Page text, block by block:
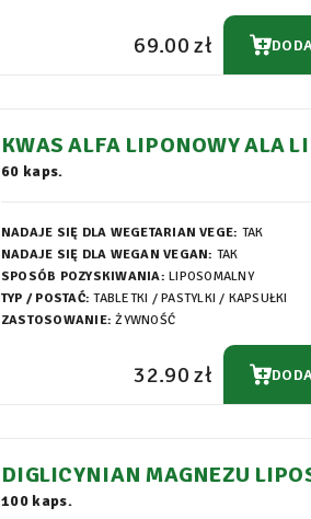
69.00 zł
KWAS ALFA LIPONOWY ALA
MALNY KAPSUŁKI 290MG
60 kaps.
NADAJE SIĘ DLA WEGETARIAN VEGE: TAK
NADAJE SIĘ DLA WEGAN VEGAN: TAK
SPOSÓB POZYSKIWANIA: LIPOSOMALNY
TYP / POSTAĆ: TABLETKI / PASTYLKI / KAPSUŁKI
ZASTOSOWANIE: ŻYWNOŚĆ
32.90 zł
DIGLICYNIAN MAGNEZU
NY KAPSUŁKI 700MG
100 kaps.